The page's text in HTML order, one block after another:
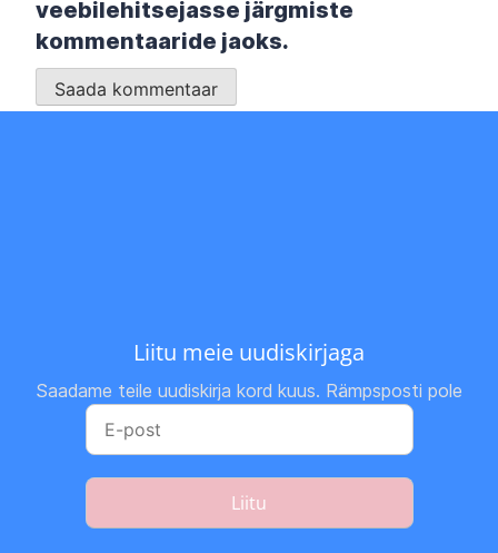
veebilehitsejasse järgmiste
kommentaaride jaoks.
Liitu meie uudiskirjaga
Saadame teile uudiskirja kord kuus. Rämpsposti pole
Liitu